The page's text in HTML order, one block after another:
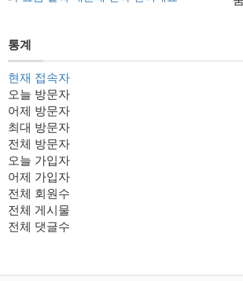
통계
현재 접속자
오늘 방문자
어제 방문자
최대 방문자
전체 방문자
오늘 가입자
어제 가입자
전체 회원수
전체 게시물
전체 댓글수